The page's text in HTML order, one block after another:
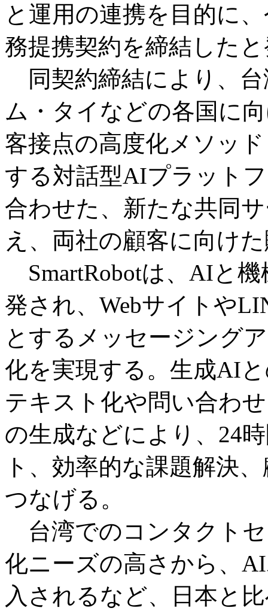
と運用の連携を目的に
務提携契約を締結した
同契約締結により、
ム・タイなどの各国に
客接点の高度化メソッ
する対話型AIプラット
合わせた、新たな共同
え、両社の顧客に向け
SmartRobotは、AIと
発され、Webサイトや
とするメッセージング
化を実現する。生成AI
テキスト化や問い合わ
の生成などにより、24
ト、効率的な課題解決
つなげる。
台湾でのコンタクト
化ニーズの高さから、
入されるなど、日本と